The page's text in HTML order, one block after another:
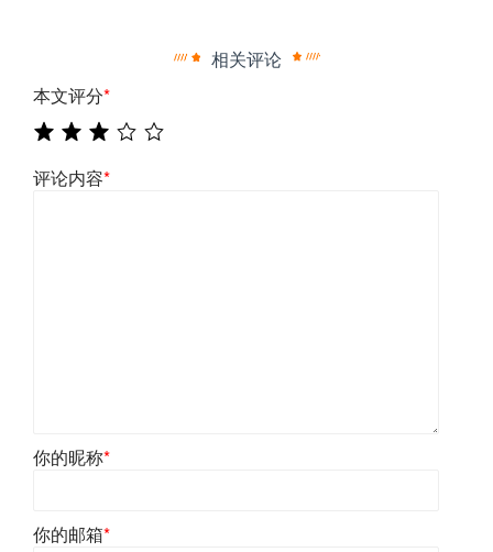
相关评论
本文评分*
评论内容*
你的昵称*
你的邮箱*